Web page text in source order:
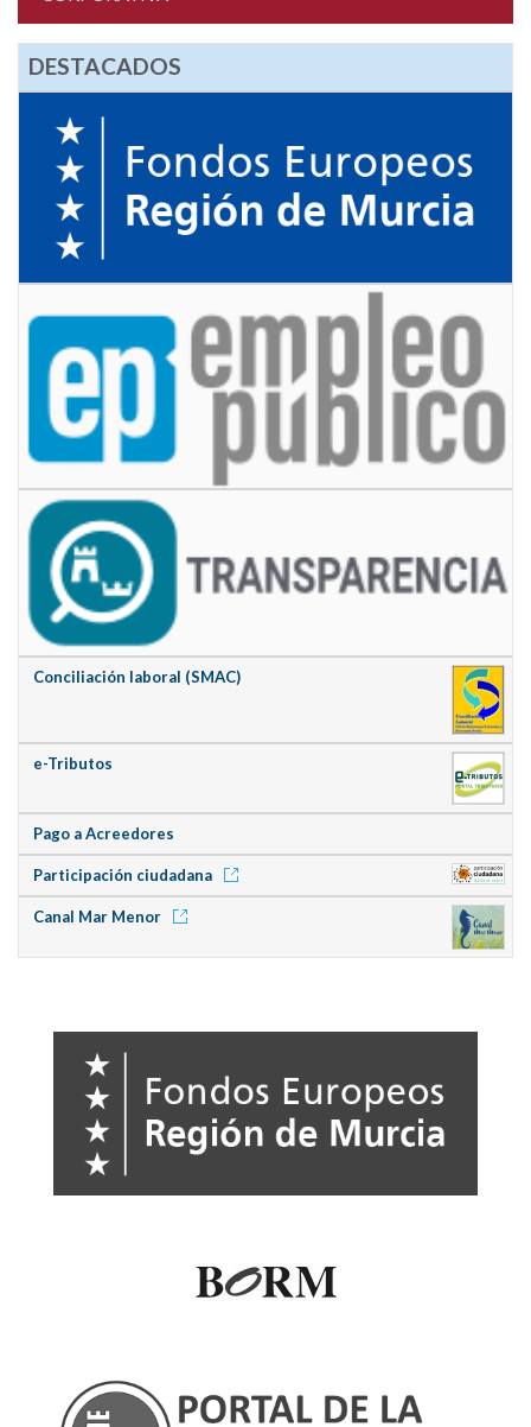
DESTACADOS
Conciliación laboral (SMAC)
e-Tributos
Pago a Acreedores
Participación ciudadana
Canal Mar Menor